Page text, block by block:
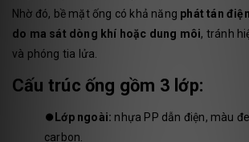
Nhờ đó, bề mặt ống có khả năng phát tán
do ma sát dòng khí hoặc dung môi, tránh
và phóng tia lửa.
Cấu trúc ống gồm 3 lớp:
⏺️ Lớp ngoài: nhựa PP dẫn điện, màu
carbon.